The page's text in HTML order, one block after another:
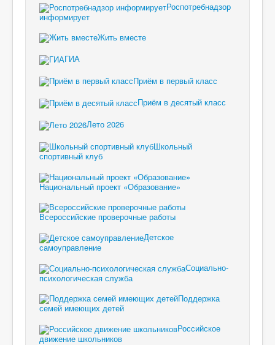
Роспотребнадзор
информирует
Жить вместе
ГИА
Приём в первый класс
Приём в десятый класс
Лето 2026
Школьный
спортивный клуб
Национальный проект «Образование»
Всероссийские проверочные работы
Детское
самоуправление
Социально-
психологическая служба
Поддержка
семей имеющих детей
Российское
движение школьников